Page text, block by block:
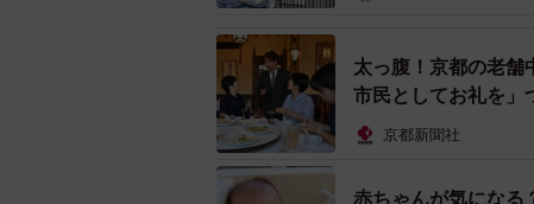
太っ腹！京都の老
市民としてお礼を」
京都新聞社
赤ちゃんが気にな